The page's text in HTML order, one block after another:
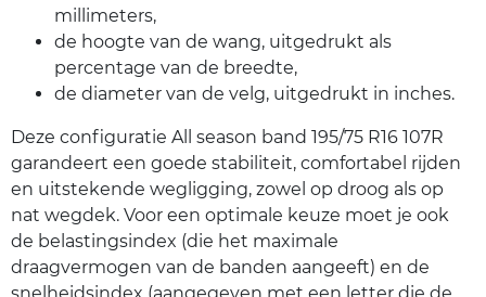
millimeters,
de hoogte van de wang, uitgedrukt als
percentage van de breedte,
de diameter van de velg, uitgedrukt in inches.
Deze configuratie All season band 195/75 R16 107R
garandeert een goede stabiliteit, comfortabel rijden
en uitstekende wegligging, zowel op droog als op
nat wegdek. Voor een optimale keuze moet je ook
de belastingsindex (die het maximale
draagvermogen van de banden aangeeft) en de